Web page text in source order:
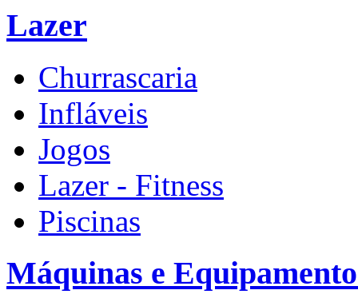
Lazer
Churrascaria
Infláveis
Jogos
Lazer - Fitness
Piscinas
Máquinas e